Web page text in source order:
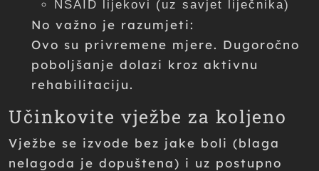
NSAID lijekovi (uz savjet liječnika)
No važno je razumjeti:
Ovo su privremene mjere. Dugoročno
poboljšanje dolazi kroz aktivnu
rehabilitaciju.
Učinkovite vježbe za koljeno
Vježbe se izvode bez jake boli (blaga
nelagoda je dopuštena) i uz postupno